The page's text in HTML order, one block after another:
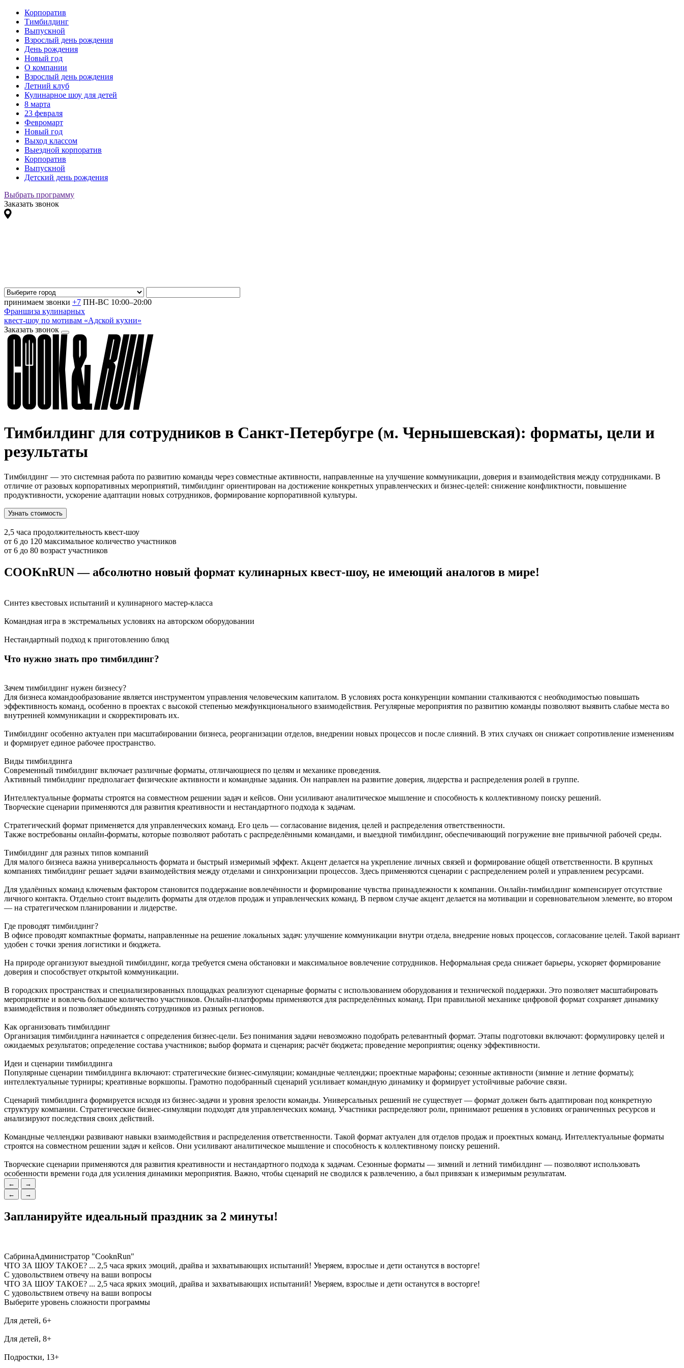
Корпоратив
Тимбилдинг
Выпускной
Взрослый день рождения
День рождения
Новый год
О компании
Взрослый день рождения
Летний клуб
Кулинарное шоу для детей
8 марта
23 февраля
Февромарт
Новый год
Выход классом
Выездной корпоратив
Корпоратив
Выпускной
Детский день рождения
Выбрать программу
Заказать звонок
принимаем звонки +7 ПН-ВС 10:00–20:00
Франшиза кулинарных
квест-шоу по мотивам «Адской кухни»
Заказать звонок
Тимбилдинг для сотрудников в Санкт-Петербугре (м. Чернышевская): форматы, цели и
результаты
Тимбилдинг — это системная работа по развитию команды через совместные активности, направленные на улучшение коммуникации, доверия и взаимодействия между сотрудниками. В
отличие от разовых корпоративных мероприятий, тимбилдинг ориентирован на достижение конкретных управленческих и бизнес-целей: снижение конфликтности, повышение
продуктивности, ускорение адаптации новых сотрудников, формирование корпоративной культуры.
Узнать стоимость
2,5 часа продолжительность квест-шоу
от 6 до 120 максимальное количество участников
от 6 до 80 возраст участников
COOKnRUN — абсолютно новый формат кулинарных квест-шоу, не имеющий аналогов в мире!
Синтез квестовых испытаний и кулинарного мастер-класса
Командная игра в экстремальных условиях на авторском оборудовании
Нестандартный подход к приготовлению блюд
Что нужно знать про тимбилдинг?
Зачем тимбилдинг нужен бизнесу?
Для бизнеса командообразование является инструментом управления человеческим капиталом. В условиях роста конкуренции компании сталкиваются с необходимостью повышать
эффективность команд, особенно в проектах с высокой степенью межфункционального взаимодействия. Регулярные мероприятия по развитию команды позволяют выявить слабые места во
внутренней коммуникации и скорректировать их.
Тимбилдинг особенно актуален при масштабировании бизнеса, реорганизации отделов, внедрении новых процессов и после слияний. В этих случаях он снижает сопротивление изменениям
и формирует единое рабочее пространство.
Виды тимбилдинга
Современный тимбилдинг включает различные форматы, отличающиеся по целям и механике проведения.
Активный тимбилдинг предполагает физические активности и командные задания. Он направлен на развитие доверия, лидерства и распределения ролей в группе.
Интеллектуальные форматы строятся на совместном решении задач и кейсов. Они усиливают аналитическое мышление и способность к коллективному поиску решений.
Творческие сценарии применяются для развития креативности и нестандартного подхода к задачам.
Стратегический формат применяется для управленческих команд. Его цель — согласование видения, целей и распределения ответственности.
Также востребованы онлайн-форматы, которые позволяют работать с распределёнными командами, и выездной тимбилдинг, обеспечивающий погружение вне привычной рабочей среды.
Тимбилдинг для разных типов компаний
Для малого бизнеса важна универсальность формата и быстрый измеримый эффект. Акцент делается на укрепление личных связей и формирование общей ответственности. В крупных
компаниях тимбилдинг решает задачи взаимодействия между отделами и синхронизации процессов. Здесь применяются сценарии с распределением ролей и управлением ресурсами.
Для удалённых команд ключевым фактором становится поддержание вовлечённости и формирование чувства принадлежности к компании. Онлайн-тимбилдинг компенсирует отсутствие
личного контакта. Отдельно стоит выделить форматы для отделов продаж и управленческих команд. В первом случае акцент делается на мотивации и соревновательном элементе, во втором
— на стратегическом планировании и лидерстве.
Где проводят тимбилдинг?
В офисе проводят компактные форматы, направленные на решение локальных задач: улучшение коммуникации внутри отдела, внедрение новых процессов, согласование целей. Такой вариант
удобен с точки зрения логистики и бюджета.
На природе организуют выездной тимбилдинг, когда требуется смена обстановки и максимальное вовлечение сотрудников. Неформальная среда снижает барьеры, ускоряет формирование
доверия и способствует открытой коммуникации.
В городских пространствах и специализированных площадках реализуют сценарные форматы с использованием оборудования и технической поддержки. Это позволяет масштабировать
мероприятие и вовлечь большое количество участников. Онлайн-платформы применяются для распределённых команд. При правильной механике цифровой формат сохраняет динамику
взаимодействия и позволяет объединять сотрудников из разных регионов.
Как организовать тимбилдинг
Организация тимбилдинга начинается с определения бизнес-цели. Без понимания задачи невозможно подобрать релевантный формат. Этапы подготовки включают: формулировку целей и
ожидаемых результатов; определение состава участников; выбор формата и сценария; расчёт бюджета; проведение мероприятия; оценку эффективности.
Идеи и сценарии тимбилдинга
Популярные сценарии тимбилдинга включают: стратегические бизнес-симуляции; командные челленджи; проектные марафоны; сезонные активности (зимние и летние форматы);
интеллектуальные турниры; креативные воркшопы. Грамотно подобранный сценарий усиливает командную динамику и формирует устойчивые рабочие связи.
Сценарий тимбилдинга формируется исходя из бизнес-задачи и уровня зрелости команды. Универсальных решений не существует — формат должен быть адаптирован под конкретную
структуру компании. Стратегические бизнес-симуляции подходят для управленческих команд. Участники распределяют роли, принимают решения в условиях ограниченных ресурсов и
анализируют последствия своих действий.
Командные челленджи развивают навыки взаимодействия и распределения ответственности. Такой формат актуален для отделов продаж и проектных команд. Интеллектуальные форматы
строятся на совместном решении задач и кейсов. Они усиливают аналитическое мышление и способность к коллективному поиску решений.
Творческие сценарии применяются для развития креативности и нестандартного подхода к задачам. Сезонные форматы — зимний и летний тимбилдинг — позволяют использовать
особенности времени года для усиления динамики мероприятия. Важно, чтобы сценарий не сводился к развлечению, а был привязан к измеримым результатам.
←
→
←
→
Запланируйте идеальный праздник за 2 минуты!
СабринаАдминистратор "CooknRun"
ЧТО ЗА ШОУ ТАКОЕ? ... 2,5 часа ярких эмоций, драйва и захватывающих испытаний! Уверяем, взрослые и дети останутся в восторге!
С удовольствием отвечу на ваши вопросы
ЧТО ЗА ШОУ ТАКОЕ? ... 2,5 часа ярких эмоций, драйва и захватывающих испытаний! Уверяем, взрослые и дети останутся в восторге!
С удовольствием отвечу на ваши вопросы
Выберите уровень сложности программы
Для детей, 6+
Для детей, 8+
Подростки, 13+